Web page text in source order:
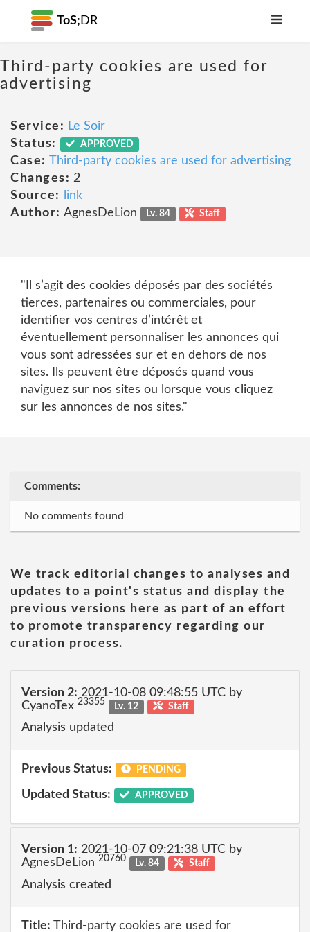
ToS; DR
Third-party cookies are used for
advertising
Service: Le Soir
Status:
APPROVED
Case: Third-party cookies are used for advertising
Changes: 2
Source:
link
Author: AgnesDeLion Lv. 84 Staff
"Il s’agit des cookies déposés par des sociétés
tierces, partenaires ou commerciales, pour
identifier vos centres d’intérêt et
éventuellement personnaliser les annonces qui
vous sont adressées sur et en dehors de nos
sites. Ils peuvent être déposés quand vous
naviguez sur nos sites ou lorsque vous cliquez
sur les annonces de nos sites."
Comments:
No comments found
We track editorial changes to analyses and
updates to a point's status and display the
previous versions here as part of an effort
to promote transparency regarding our
curation process.
Version 2: 2021-10-08 09:48:55 UTC by
CyanoTex 23355 Lv. 12 Staff
Analysis updated
Previous Status: PENDING
Updated Status: APPROVED
Version 1: 2021-10-07 09:21:38 UTC by
AgnesDeLion 20760 Lv. 84 Staff
Analysis created
Title: Third-party cookies are used for